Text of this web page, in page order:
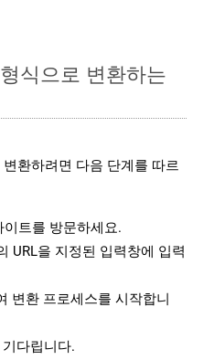
식으로 변환하는
환하려면 다음 단계를 따르
이트를 방문하세요.
URL을 지정된 입력창에 입력
변환 프로세스를 시작합니
다립니다.